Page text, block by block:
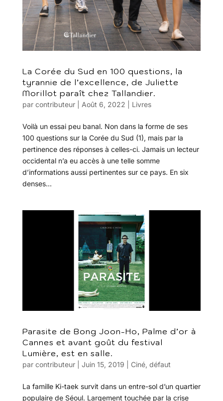
La Corée du Sud en 100 questions, la
tyrannie de l’excellence, de Juliette
Morillot paraît chez Tallandier.
par contributeur| Août 6, 2022 Livres
Voilà un essai peu banal. Non dans la forme de ses
100 questions sur la Corée du Sud (1), mais par la
pertinence des réponses à celles-ci. Jamais un lecteur
occidental n’a eu accès à une telle somme
d’informations aussi pertinentes sur ce pays. En six
denses...
Parasite de Bong Joon-Ho, Palme d’or à
Cannes et avant goût du festival
Lumière, est en salle.
par contributeur| Juin 15, 2019 Ciné, défaut
La famille Ki-taek survit dans un entre-sol d’un quartier
populaire de Séoul. Largement touchée par la crise